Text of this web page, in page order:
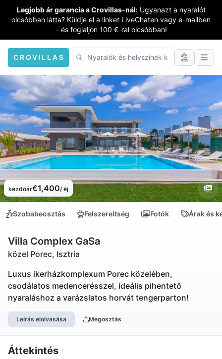
Legjobb ár garancia a Crovillas-nál: Ugyanazt a nyaralót
olcsóbban látta? Küldje el a linket LiveChaten vagy e-mailben
– és foglaljon 100 €-ral olcsóbban!
CROVILLAS
kezdőár€1,400/ éj
Szobabeosztás Felszereltség Fotók Árak és
Villa Complex GaSa
közel Porec, Isztria
Luxus ikerházkomplexum Porec közelében,
csodálatos medencerésszel, ideális pihentető
nyaraláshoz a varázslatos horvát tengerparton!
Leírás elolvasása Megosztás
Áttekintés